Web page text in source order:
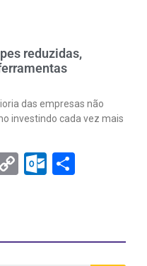
reduzidas,
das empresas não
investindo cada vez mais
Copy